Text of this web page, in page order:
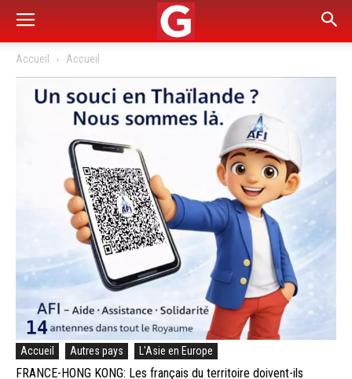
Accueil Accueil
Accueil Autres pays L'Asie en Europe
FRANCE-HONG KONG: Les français du territoire doivent-ils